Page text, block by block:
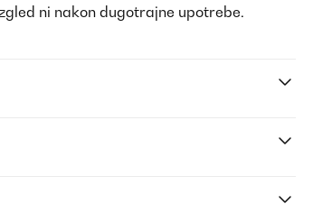
ni nakon dugotrajne upotrebe.